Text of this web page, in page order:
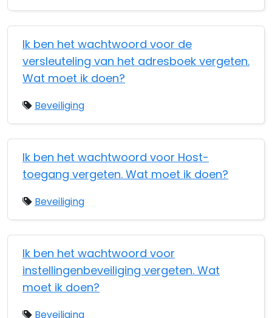
Ik ben het wachtwoord voor de
versleuteling van het adresboek vergeten.
Wat moet ik doen?
Beveiliging
Ik ben het wachtwoord voor Host-
toegang vergeten. Wat moet ik doen?
Beveiliging
Ik ben het wachtwoord voor
instellingenbeveiliging vergeten. Wat
moet ik doen?
Beveiliging